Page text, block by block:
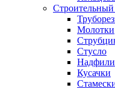
Молотки
Стусло
Надфили
Кусачки